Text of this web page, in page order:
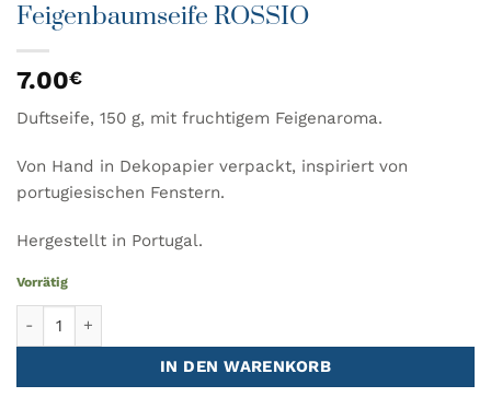
Feigenbaumseife ROSSIO
7.00€
Duftseife, 150 g, mit fruchtigem Feigenaroma.
Von Hand in Dekopapier verpackt, inspiriert von
portugiesischen Fenstern.
Hergestellt in Portugal.
Vorrätig
IN DEN WARENKORB